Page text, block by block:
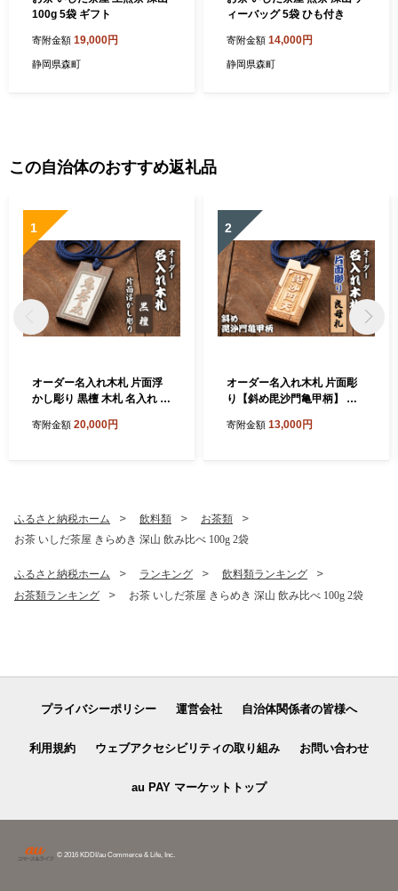
100g 5袋 ギフト
寄附金額 19,000円
静岡県森町
ィーバッグ 5袋 ひも付き
寄附金額 14,000円
静岡県森町
この自治体のおすすめ返礼品
1
オーダー名入れ木札 片面浮
かし彫り 黒檀 木札 名入れ 静
寄附金額 20,000円
2
オーダー名入れ木札 片面彫
り【斜め毘沙門亀甲柄】 良
寄附金額 13,000円
ふるさと納税ホーム 飲料類
お茶類
お茶 いしだ茶屋 きらめき 深山 飲み比べ 100g 2袋
ふるさと納税ホーム ランキング
飲料類ランキング
お茶類ランキング
お茶 いしだ茶屋 きらめき 深山 飲み比べ 100g 2袋
プライバシーポリシー 運営会社 自治体関係者の皆様へ
利用規約 ウェブアクセシビリティの取り組み お問い合わせ
au PAY マーケットトップ
© 2016 KDDI/au Commerce & Life, Inc.